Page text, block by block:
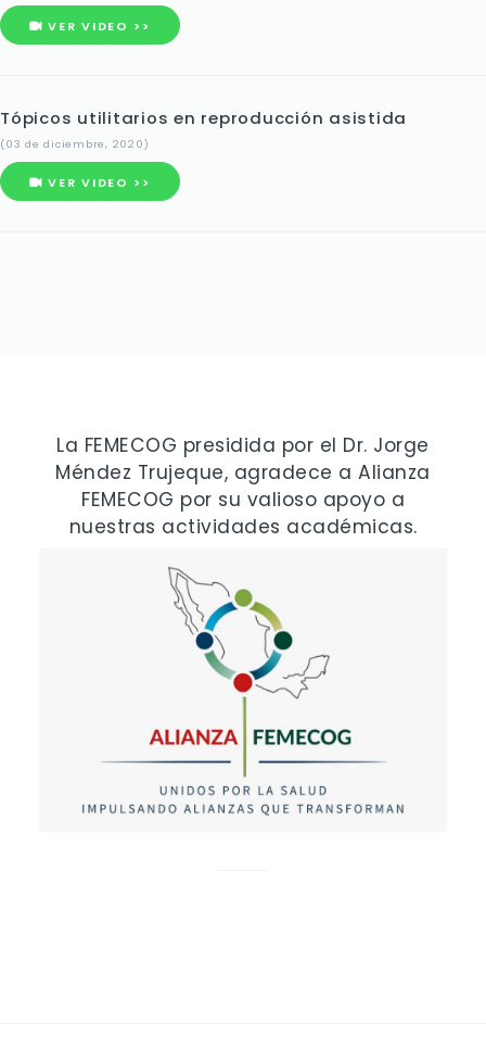
VER VIDEO >>
Tópicos utilitarios en reproducción asistida
(03 de diciembre, 2020)
VER VIDEO >>
La FEMECOG presidida por el Dr. Jorge
Méndez Trujeque, agradece a Alianza
FEMECOG por su valioso apoyo a
nuestras actividades académicas.